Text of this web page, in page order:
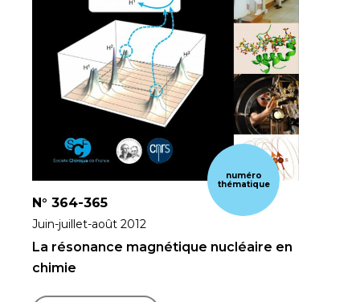
numéro
thématique
N° 364-365
Juin-juillet-août 2012
La résonance magnétique nucléaire en
chimie